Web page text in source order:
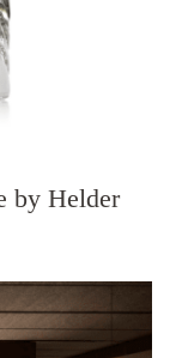
by Helder